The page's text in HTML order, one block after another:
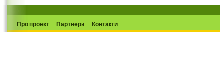
Про проект Партнери Контакти